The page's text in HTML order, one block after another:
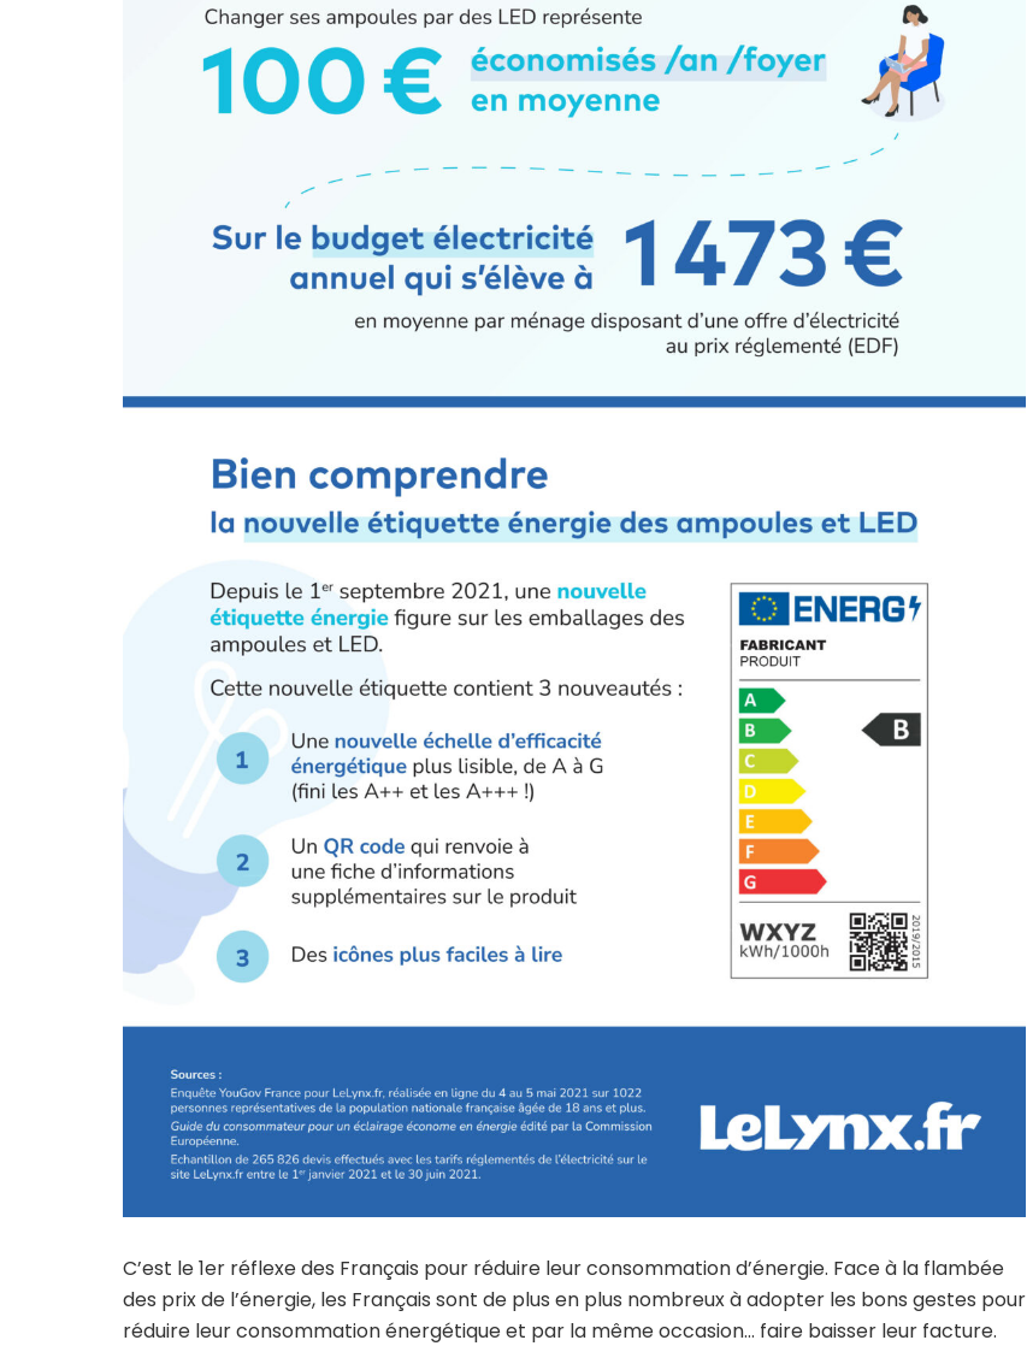
C’est le 1er réflexe des Français pour réduire leur consommation d’énergie. Face à la flambée
des prix de l’énergie, les Français sont de plus en plus nombreux à adopter les bons gestes pour
réduire leur consommation énergétique et par la même occasion… faire baisser leur facture.